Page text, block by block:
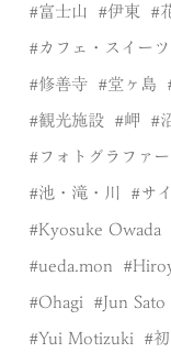
富士山 伊東
カフェ・スイーツ
修善寺 堂ヶ島
観光施設 岬
フォトグラファー
池・滝・川 サ
Kyosuke Owada
ueda.mon
Ohagi Jun Sato
Yui Motizuki